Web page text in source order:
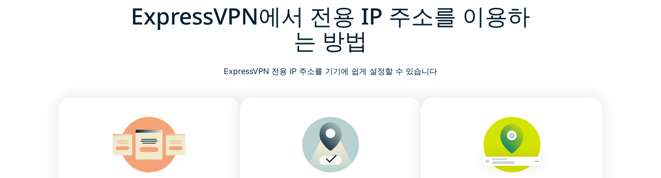
ExpressVPN에서 전용 IP 주소를 이용하
는 방법
ExpressVPN 전용 IP 주소를 기기에 쉽게 설정할 수 있습니다